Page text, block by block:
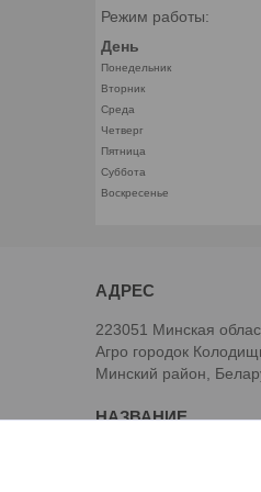
Режим работы:
День
Понедельник
Вторник
Среда
Четверг
Пятница
Суббота
Воскресенье
223051 Минская
Агро городок
Минский район,